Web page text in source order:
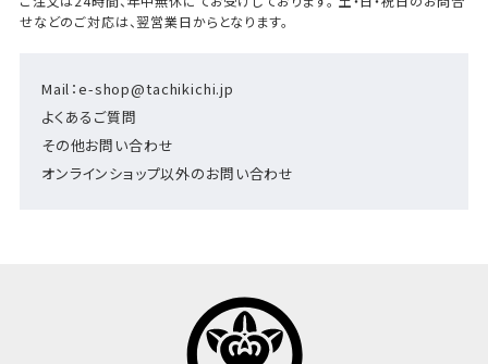
Mail：e-shop@tachikichi.jp
よくあるご質問
その他お問い合わせ
オンラインショップ以外のお問い合わせ
せなどのご対応は、翌営業日からとなります。